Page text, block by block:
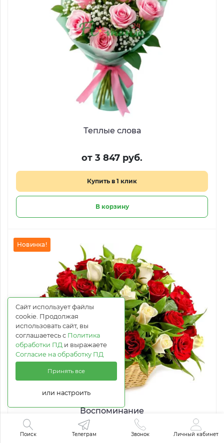
Теплые слова
от 3 847 руб.
Купить в 1 клик
В корзину
Воспоминание
от 6 694 руб.
Новинка!
Поиск Телеграм Звонок Личный кабинет
Сайт использует файлы
cookie. Продолжая
использовать сайт, вы
соглашаетесь с Политика
обработки ПД и выражаете
Согласие на обработку ПД
Принять все
или настроить